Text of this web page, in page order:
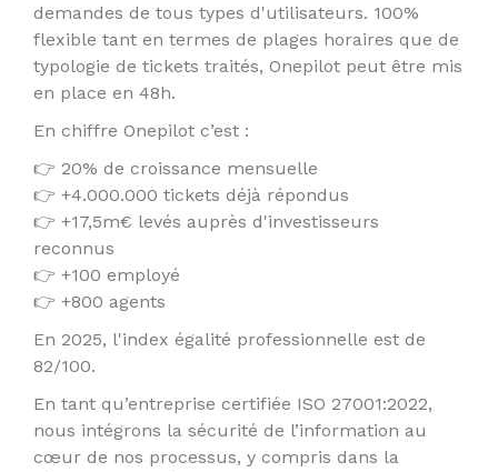
demandes de tous types d'utilisateurs. 100%
flexible tant en termes de plages horaires que de
typologie de tickets traités, Onepilot peut être mis
en place en 48h.
En chiffre Onepilot c’est :
👉 20% de croissance mensuelle
👉 +4.000.000 tickets déjà répondus
👉 +17,5m€ levés auprès d'investisseurs
reconnus
👉 +100 employé
👉 +800 agents
En 2025, l'index égalité professionnelle est de
82/100.
En tant qu’entreprise certifiée ISO 27001:2022,
nous intégrons la sécurité de l’information au
cœur de nos processus, y compris dans la